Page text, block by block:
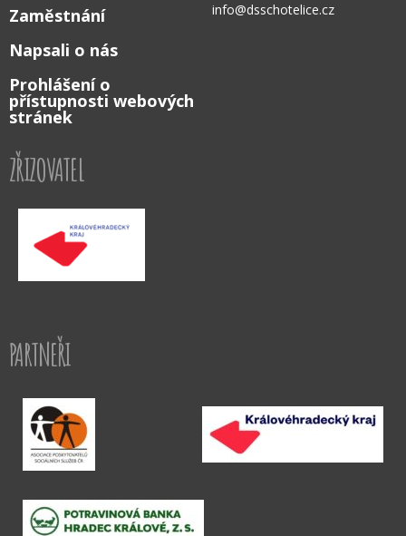
Zaměstnání
Napsali o nás
Prohlášení o
přístupnosti webových
stránek
info@dsschotelice.cz
ZŘIZOVATEL
PARTNEŘI